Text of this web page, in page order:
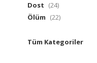
Dost (24)
Ölüm (22)
Tüm Kategoriler